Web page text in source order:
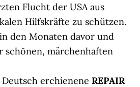
Flucht der USA aus
Hilfskräfte zu schützen.
den Monaten davor und
schönen, märchenhaften
Deutsch erchieneneREPAIR